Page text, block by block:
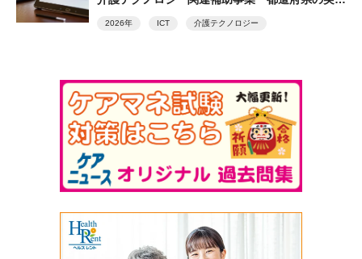
2026年 ICT 介護テクノロジー